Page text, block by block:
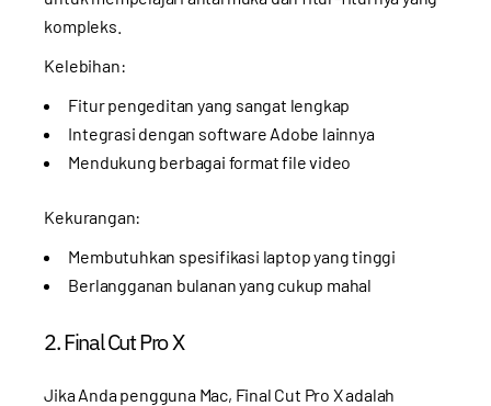
kompleks.
Kelebihan:
Fitur pengeditan yang sangat lengkap
Integrasi dengan software Adobe lainnya
Mendukung berbagai format file video
Kekurangan:
Membutuhkan spesifikasi laptop yang tinggi
Berlangganan bulanan yang cukup mahal
2. Final Cut Pro X
Jika Anda pengguna Mac, Final Cut Pro X adalah